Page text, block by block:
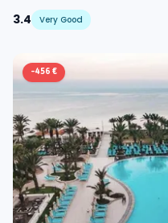
3.4
Very Good
-456 €